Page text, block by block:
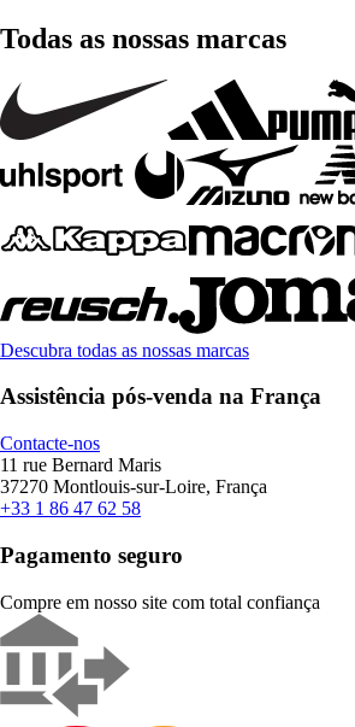
Todas as nossas marcas
Descubra todas as nossas marcas
Assistência pós-venda na França
Contacte-nos
11 rue Bernard Maris
37270 Montlouis-sur-Loire, França
+33 1 86 47 62 58
Pagamento seguro
Compre em nosso site com total confiança